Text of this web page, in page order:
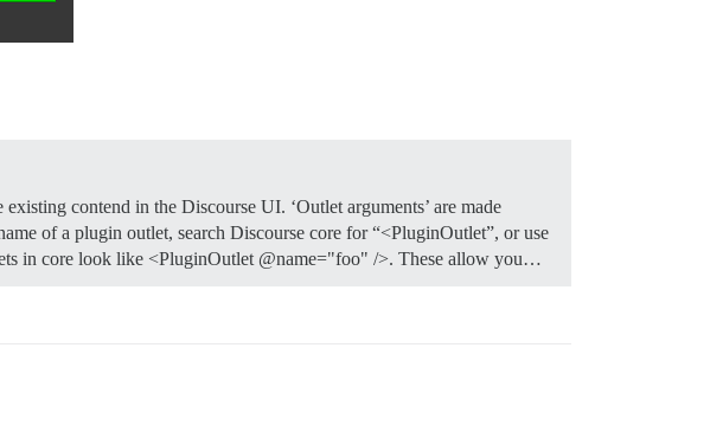
contend in the Discourse UI. ‘Outlet arguments’ are made
of a plugin outlet, search Discourse core for “<PluginOutlet”, or use
in core look like <PluginOutlet @name="foo" />. These allow you…